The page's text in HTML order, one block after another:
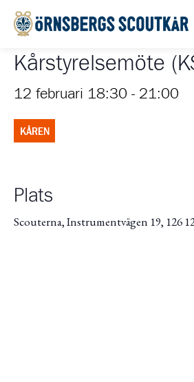
Kårstyrelsemöte
12 februari 18:30 - 21:00
KÅREN
Plats
Scouterna, Instrumentvägen 19, 126